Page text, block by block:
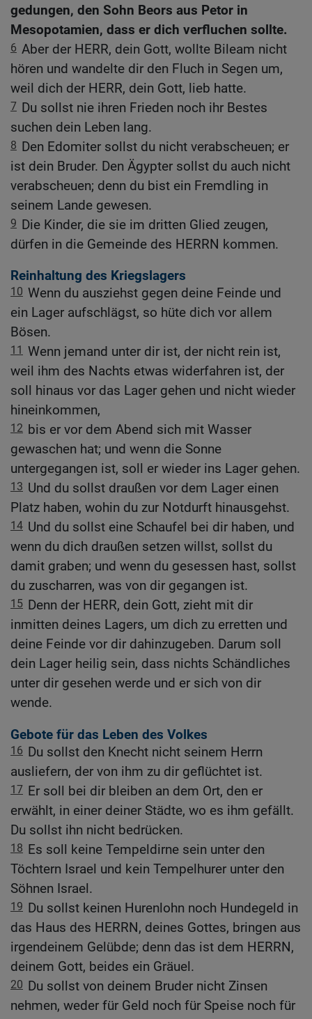
gedungen, den Sohn Beors aus Petor in
Mesopotamien, dass er dich verfluchen sollte.
6 Aber der HERR, dein Gott, wollte Bileam nicht
hören und wandelte dir den Fluch in Segen um,
weil dich der HERR, dein Gott, lieb hatte.
7 Du sollst nie ihren Frieden noch ihr Bestes
suchen dein Leben lang.
8 Den Edomiter sollst du nicht verabscheuen; er
ist dein Bruder. Den Ägypter sollst du auch nicht
verabscheuen; denn du bist ein Fremdling in
seinem Lande gewesen.
9 Die Kinder, die sie im dritten Glied zeugen,
dürfen in die Gemeinde des HERRN kommen.
Reinhaltung des Kriegslagers
10 Wenn du ausziehst gegen deine Feinde und
ein Lager aufschlägst, so hüte dich vor allem
Bösen.
11 Wenn jemand unter dir ist, der nicht rein ist,
weil ihm des Nachts etwas widerfahren ist, der
soll hinaus vor das Lager gehen und nicht wieder
hineinkommen,
12 bis er vor dem Abend sich mit Wasser
gewaschen hat; und wenn die Sonne
untergegangen ist, soll er wieder ins Lager gehen.
13 Und du sollst draußen vor dem Lager einen
Platz haben, wohin du zur Notdurft hinausgehst.
14 Und du sollst eine Schaufel bei dir haben, und
wenn du dich draußen setzen willst, sollst du
damit graben; und wenn du gesessen hast, sollst
du zuscharren, was von dir gegangen ist.
15 Denn der HERR, dein Gott, zieht mit dir
inmitten deines Lagers, um dich zu erretten und
deine Feinde vor dir dahinzugeben. Darum soll
dein Lager heilig sein, dass nichts Schändliches
unter dir gesehen werde und er sich von dir
wende.
Gebote für das Leben des Volkes
16 Du sollst den Knecht nicht seinem Herrn
ausliefern, der von ihm zu dir geflüchtet ist.
17 Er soll bei dir bleiben an dem Ort, den er
erwählt, in einer deiner Städte, wo es ihm gefällt.
Du sollst ihn nicht bedrücken.
18 Es soll keine Tempeldirne sein unter den
Töchtern Israel und kein Tempelhurer unter den
Söhnen Israel.
19 Du sollst keinen Hurenlohn noch Hundegeld in
das Haus des HERRN, deines Gottes, bringen aus
irgendeinem Gelübde; denn das ist dem HERRN,
deinem Gott, beides ein Gräuel.
20 Du sollst von deinem Bruder nicht Zinsen
nehmen, weder für Geld noch für Speise noch für